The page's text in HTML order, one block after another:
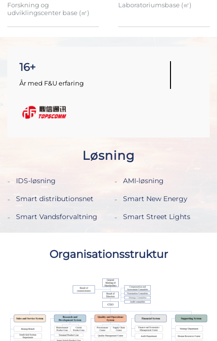
Forskning og
udviklingscenter base (㎡)
Laboratoriumsbase (㎡)
16+
År med F&U erfaring
Løsning
IDS-løsning AMI-løsning
Smart distributionsnet Smart New Energy
Smart Vandsforvaltning Smart Street Lights
Organisationsstruktur